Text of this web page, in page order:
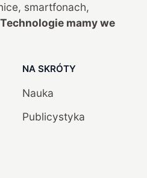
smartfonach,
Technologie mamy we
NA SKRÓTY
Nauka
Publicystyka